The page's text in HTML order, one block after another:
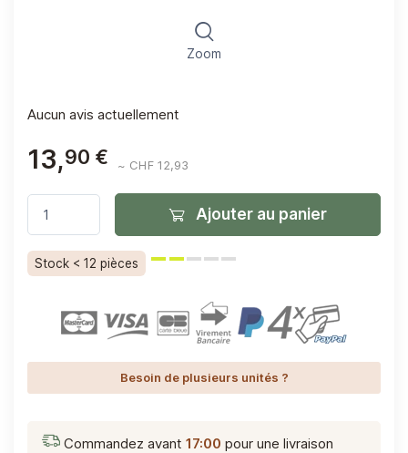
Zoom
Aucun avis actuellement
13,90 € ~ CHF 12,93
Ajouter au panier
Stock < 12 pièces
Besoin de plusieurs unités ?
Commandez avant 17:00 pour une livraison